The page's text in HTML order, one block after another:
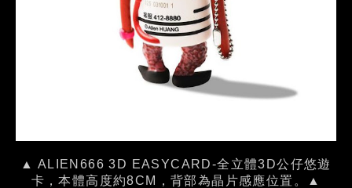
▲ ALIEN666 3D EASYCARD-全立體3D公仔悠遊
卡，本體高度約8CM，背部為晶片感應位置。▲